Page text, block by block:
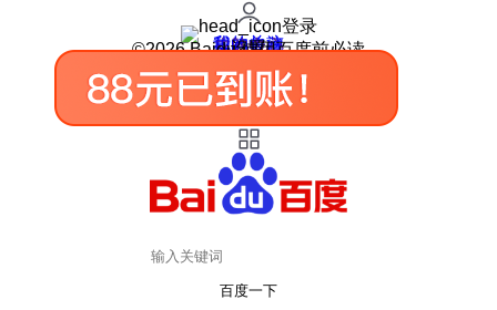
登录
我的关注
我的收藏
皮肤中心
用户反馈
设置
©2026 Baidu 使用百度前必读
百度一下